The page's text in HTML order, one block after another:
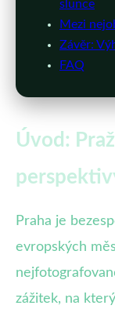
slunce
Mezi
Závěr:
FAQ
Úvod:
Praha je
evropských
zážitek, na